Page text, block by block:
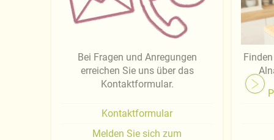
Bei Fragen und Anregungen
erreichen Sie uns über das
Kontaktformular.
Kontaktformular
Melden Sie sich zum